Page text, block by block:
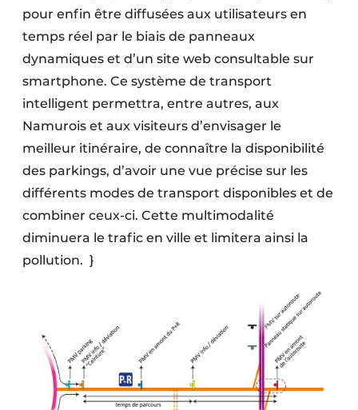
pour enfin être diffusées aux utilisateurs en
temps réel par le biais de panneaux
dynamiques et d’un site web consultable sur
smartphone. Ce système de transport
intelligent permettra, entre autres, aux
Namurois et aux visiteurs d’envisager le
meilleur itinéraire, de connaître la disponibilité
des parkings, d’avoir une vue précise sur les
différents modes de transport disponibles et de
combiner ceux-ci. Cette multimodalité
diminuera le trafic en ville et limitera ainsi la
pollution. }